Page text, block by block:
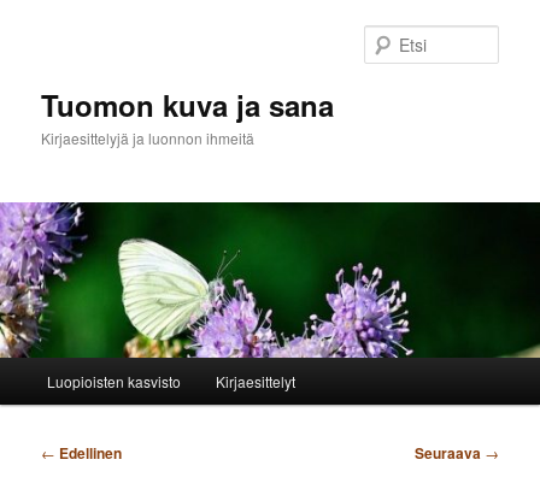
Tuomon kuva ja sana
Kirjaesittelyjä ja luonnon ihmeitä
Luopioisten kasvisto Kirjaesittelyt
Artikkelien
← Edellinen Seuraava →